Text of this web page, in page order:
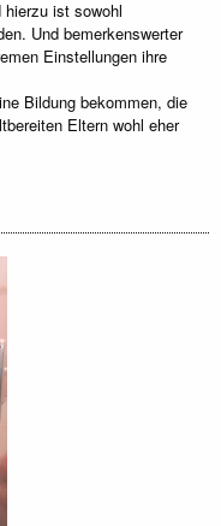
ist sowohl
Und bemerkenswerter
Einstellungen ihre
Bildung bekommen, die
Eltern wohl eher